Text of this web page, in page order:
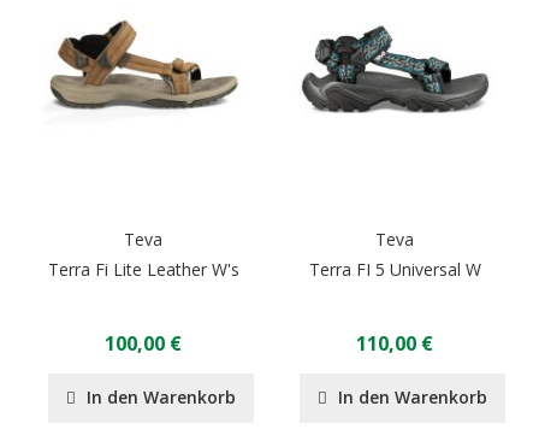
Teva
Terra Fi Lite Leather W's
100,00 €
In den Warenkorb
Teva
Terra FI 5 Universal W
110,00 €
In den Warenkorb